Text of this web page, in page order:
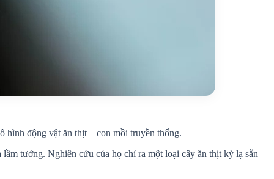
hình động vật ăn thịt – con mồi truyền thống.
tưởng. Nghiên cứu của họ chỉ ra một loại cây ăn thịt kỳ lạ sẵn